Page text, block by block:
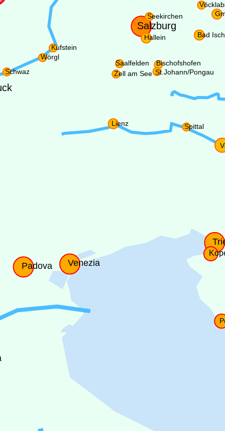
Salzburg
Lienz
Bad
Bischofshofen
Hallein
Kufstein
Saalfelden
St.Johann/Pongau
Schwaz
Seekirchen
Spittal
Wörgl
Zell am See
Venezia
Padova